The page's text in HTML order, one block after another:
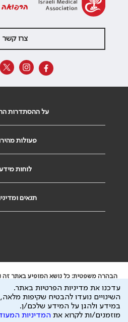
הרפואה
צרו קשר
על ההסתדרות
פעולות
לוחות
תנאים
הבהרה משפטית: כל נושא המופיע באתר זה
ייעוץ רפואי או משפטי. אין הר"י אחראית
שעלול
ידוע לי שהר"י אוספת ושומרת מידע אישי
להיות מועבר לצדדים שלישיים, הכל בכפוף ל
עדכנו את מדיניות הפרטיות באתר.
השינויים נועדו להבטיח שקיפות
במידע ולהגן על המידע שלכם/ן.
מוזמנים/ות לקרוא את המדיניות